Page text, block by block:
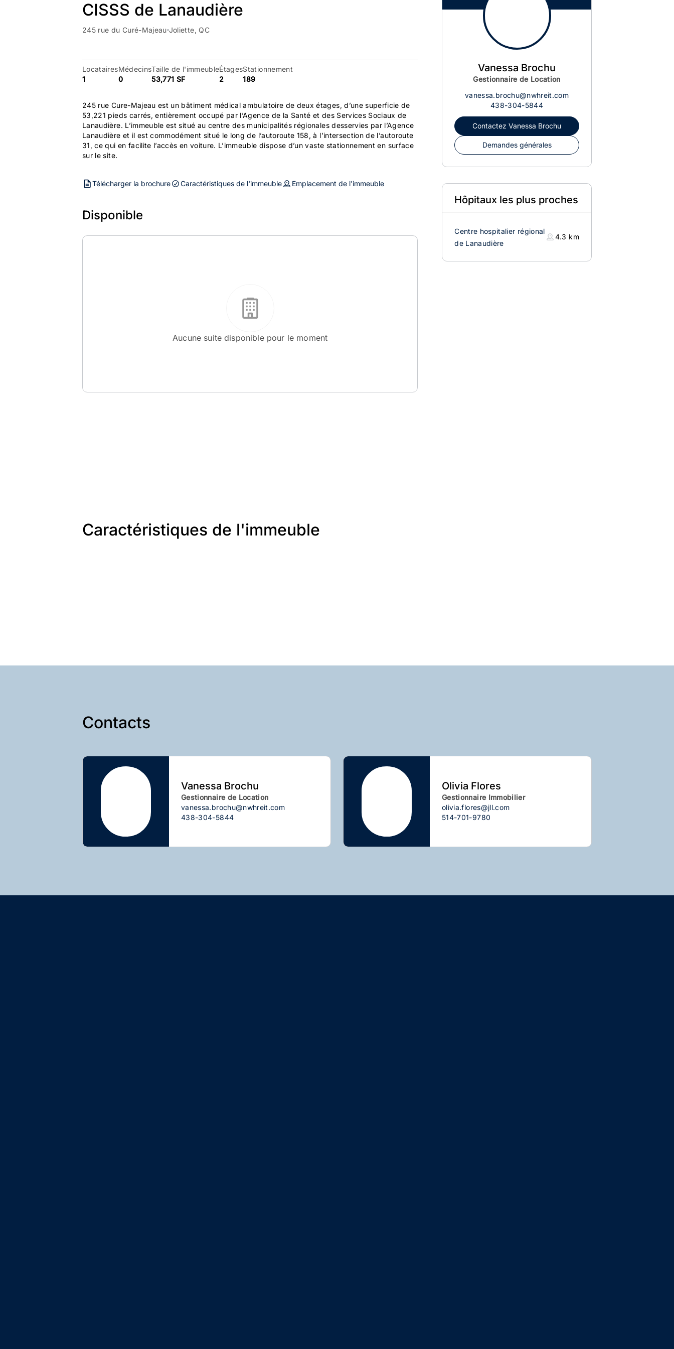
CISSS de Lanaudière
245 rue du Curé-Majeau Joliette, QC
Locataires
1
Médecins
0
Taille de l'immeuble
53,771 SF
Étages
2
Stationnement
189
245 rue Cure-Majeau est un bâtiment médical ambulatoire de deux étages, d’une superficie de
53,221 pieds carrés, entièrement occupé par l’Agence de la Santé et des Services Sociaux de
Lanaudière. L’immeuble est situé au centre des municipalités régionales desservies par l’Agence
Lanaudière et il est commodément situé le long de l’autoroute 158, à l’intersection de l’autoroute
31, ce qui en facilite l’accès en voiture. L’immeuble dispose d’un vaste stationnement en surface
sur le site.
Télécharger la brochure Caractéristiques de l'immeuble Emplacement de l'immeuble
Disponible
Aucune suite disponible pour le moment
Vanessa Brochu
Gestionnaire de Location
vanessa.brochu@nwhreit.com
438-304-5844
Contactez Vanessa Brochu
Demandes générales
Hôpitaux les plus proches
Centre hospitalier régional
de Lanaudière
4.3 km
Caractéristiques de l'immeuble
Contacts
Vanessa Brochu
Gestionnaire de Location
vanessa.brochu@nwhreit.com
438-304-5844
Olivia Flores
Gestionnaire Immobilier
olivia.flores@jll.com
514-701-9780